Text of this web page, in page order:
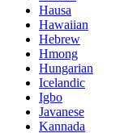
Hausa
Hawaiian
Hebrew
Hmong
Hungarian
Icelandic
Igbo
Javanese
Kannada